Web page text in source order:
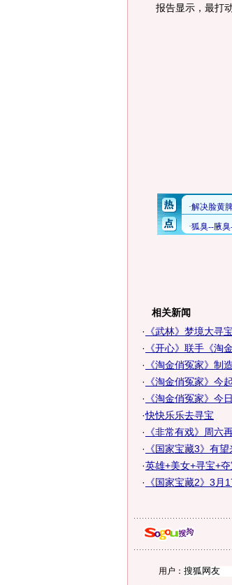
报告显示，最打
相关新闻
· 《武林》梦境大寻
· 《开心》联手《淘
· 《淘金俏冤家》制
· 《淘金俏冤家》今
· 《淘金俏冤家》今
·快快乐乐去寻宝
· 《非常有戏》周六
· 《国家宝藏3》有
·英雄+美女+寻宝+
·
《国家宝藏2》3月
用户：